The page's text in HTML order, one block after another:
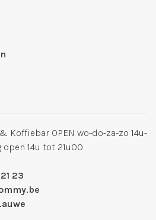
Koffiebar OPEN wo-do-za-zo 14u-
14u tot 21u00
23